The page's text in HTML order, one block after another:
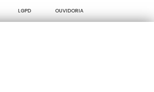
LGPD OUVIDORIA